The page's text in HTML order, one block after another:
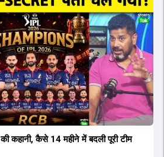
एक बेहतरीन बल्लेबाज साबित कर दिया है जो
की क्षमता रखता है। वहीं, इंग्लैंड के पूर्व कप्तान
टीम के अलावा इस सीजन की सबसे बड़ी बात इस
है, जिसे देखने के लिए स्टेडियम में भारी भीड़ उमड़ती
युवा खिलाड़ी को श्रीलंका में होने वाली
ए टीम में भी शामिल कर लिया गया है।
कहानी, कैसे 14 महीने में बदली पूरी टीम